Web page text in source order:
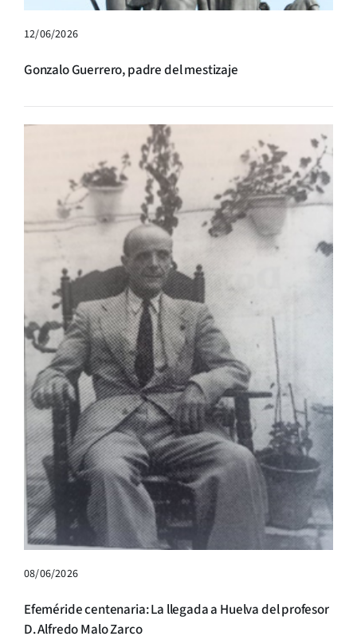
12/06/2026
Gonzalo Guerrero, padre del mestizaje
08/06/2026
Efeméride centenaria: La llegada a Huelva del profesor
D. Alfredo Malo Zarco